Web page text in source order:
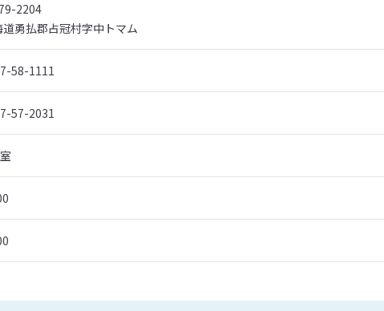
2204
道勇払郡占冠村字中トマム
58-1111
57-2031